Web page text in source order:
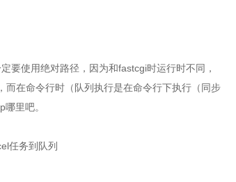
要使用绝对路径，因为和fastcgi时运行时不同，
在命令行时（队列执行是在命令行下执行（同步
里吧。
任务到队列